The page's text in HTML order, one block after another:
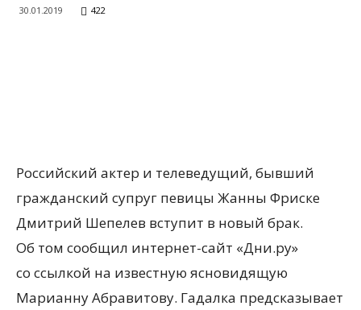
30.01.2019 422
Российский актер и телеведущий, бывший
гражданский супруг певицы Жанны Фриске
Дмитрий Шепелев вступит в новый брак.
Об том сообщил интернет-сайт «Дни.ру»
со ссылкой на известную ясновидящую
Марианну Абравитову. Гадалка предсказывает